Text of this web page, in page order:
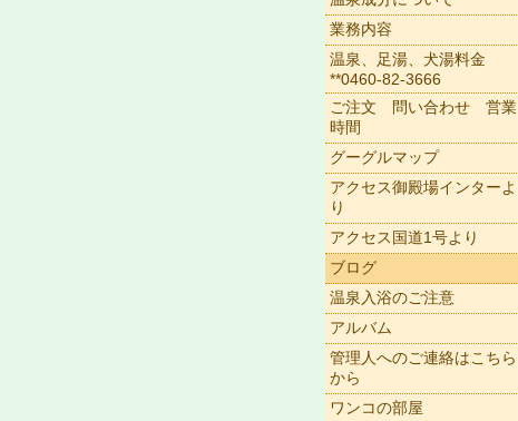
業務内容
温泉、足湯、犬湯料金
**0460-82-3666
ご注文 問い合わせ 営業
時間
グーグルマップ
アクセス御殿場インターよ
り
アクセス国道1号より
ブログ
温泉入浴のご注意
アルバム
管理人へのご連絡はこちら
から
ワンコの部屋